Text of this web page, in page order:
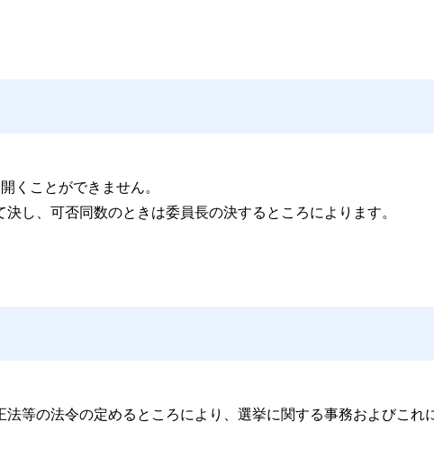
くことができません。
し、可否同数のときは委員長の決するところによります。
等の法令の定めるところにより、選挙に関する事務およびこれ